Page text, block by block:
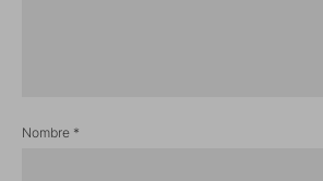
Nombre *